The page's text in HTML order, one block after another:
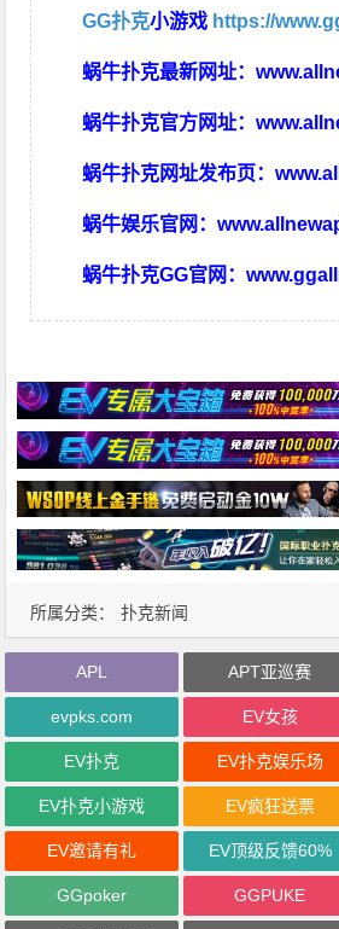
GG扑克小游戏 https://
蜗牛扑克最新网址：
蜗牛扑克官方网址：
蜗牛扑克网址发布页：
蜗牛娱乐官网：
蜗牛扑克GG官网：
所属分类： 扑克新闻
APL APT亚巡赛
evpks.com EV女孩
EV扑克 EV扑克娱乐场
EV扑克小游戏 EV疯狂送票
EV邀请有礼 EV顶级反馈60%
GGpoker GGPUKE